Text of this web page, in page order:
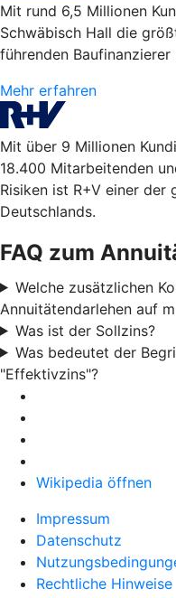
Mit rund 6,5 Millionen
Schwäbisch Hall die
führenden Baufinanzierer
Mehr erfahren
Mit über 9 Millionen
18.400 Mitarbeitenden
Risiken ist R+V einer der
Deutschlands.
FAQ zum
Welche zusätzlichen
Annuitätendarlehen auf
Was ist der Sollzins?
Was bedeutet der
"Effektivzins"?
Wikipedia öffnen
Impressum
Datenschutz
Rechtliche Hinweise